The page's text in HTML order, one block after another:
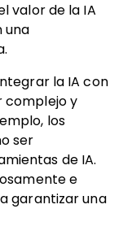
valor de la IA
una
la IA con
complejo y
los
ser
de IA.
e
garantizar una